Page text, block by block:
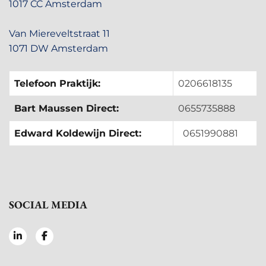
1017 CC Amsterdam
Van Miereveltstraat 11
1071 DW Amsterdam
Telefoon Praktijk: 0206618135
Bart Maussen Direct: 0655735888
Edward Koldewijn Direct: 0651990881
SOCIAL MEDIA